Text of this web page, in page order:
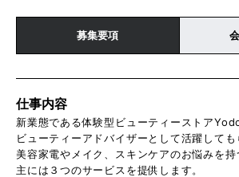
募集要項
仕事内容
新業態である体験型ビューティーストア
ビューティーアドバイザーとして活躍して
美容家電やメイク、スキンケアのお悩みを持
主には３つのサービスを提供します。